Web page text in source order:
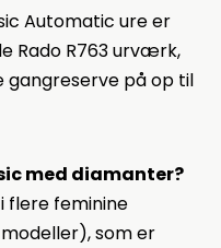
Automatic ure er
Rado R763 urværk,
gangreserve på op til
med diamanter?
flere feminine
som er